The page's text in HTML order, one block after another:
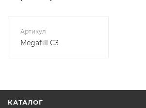
Артикул
Megafill C3
КАТАЛОГ